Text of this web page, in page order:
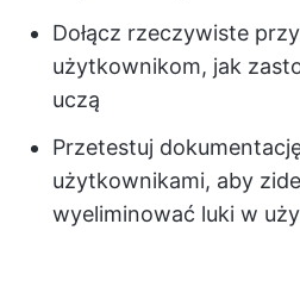
Dołącz rzeczywiste
użytkownikom, jak
uczą
Przetestuj
użytkownikami, aby
wyeliminować luki w